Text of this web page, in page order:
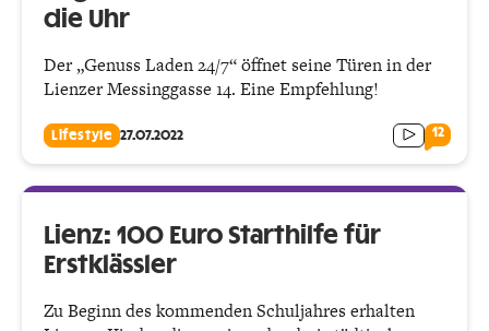
die Uhr
Der „Genuss Laden 24/7“ öffnet seine Türen in der
Lienzer Messinggasse 14. Eine Empfehlung!
Lifestyle 27.07.2022 12
Lienz: 100 Euro Starthilfe für
Erstklässler
Zu Beginn des kommenden Schuljahres erhalten